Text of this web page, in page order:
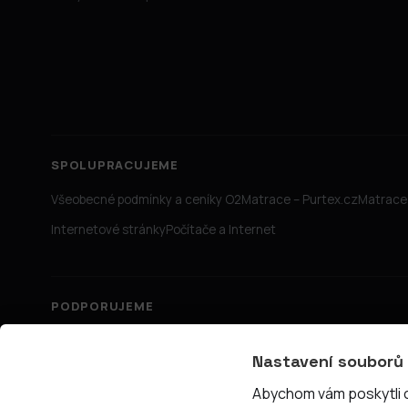
SPOLUPRACUJEME
Všeobecné podmínky a ceníky O2Matrace – Purtex.cz
Internetové stránkyPočítače a Internet
PODPORUJEME
© 2026 PřipojTo.cz — KUBE Units s.r.o., IČ 06731465
Nastavení
Abychom vám poskytli